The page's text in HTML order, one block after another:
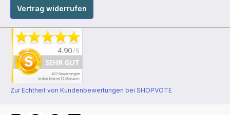
Vertrag widerrufen
Zur Echtheit von Kundenbewertungen bei SHOPVOTE